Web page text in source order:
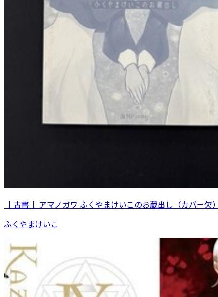
［ 古書 ］アマノガワ ふくやまけいこのお蔵出し（カバー欠
ふくやまけいこ